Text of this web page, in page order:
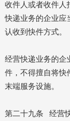
收件人或者收件人
快递业务的企业应
认收到快件方式。
经营快递业务的企
件，不得擅自将快
末端服务设施。
第二十九条 经营